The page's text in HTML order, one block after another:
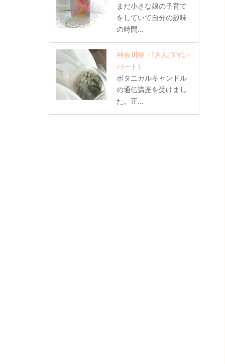
まだ小さな娘の子育て
をしていて自分の趣味
の時間...
神奈川県・Iさん(30代・
パート)
ボタニカルキャンドル
の通信講座を受けまし
た。正...